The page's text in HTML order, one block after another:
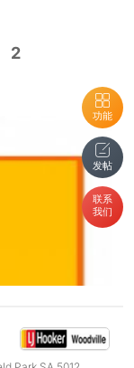
功能
发帖
联系
我们
2